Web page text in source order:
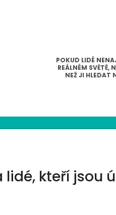
POKUD LIDÉ
REÁLNÉM
NEŽ JI HLEDAT
lidé, kteří jsou